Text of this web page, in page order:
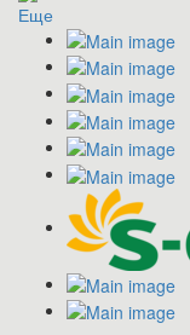
Еще